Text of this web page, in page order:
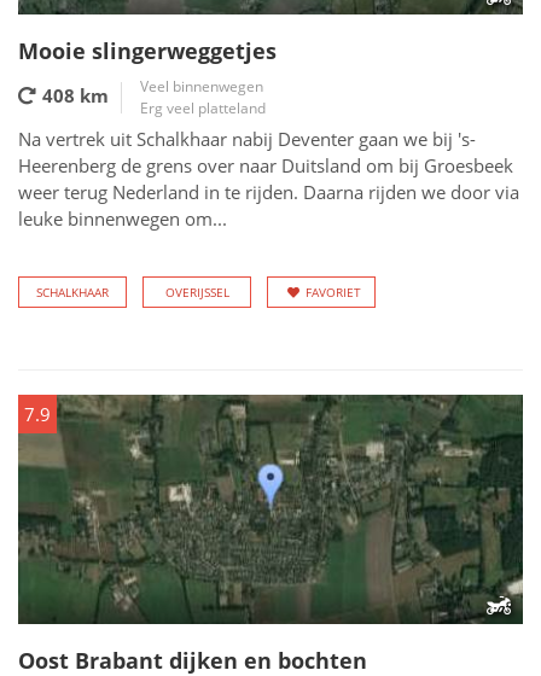
Mooie slingerweggetjes
408 km
Veel binnenwegen
Erg veel platteland
Na vertrek uit Schalkhaar nabij Deventer gaan we bij 's-
Heerenberg de grens over naar Duitsland om bij Groesbeek
weer terug Nederland in te rijden. Daarna rijden we door via
leuke binnenwegen om...
SCHALKHAAR OVERIJSSEL FAVORIET
7.9
Oost Brabant dijken en bochten